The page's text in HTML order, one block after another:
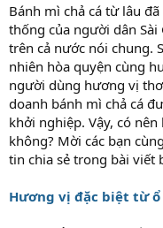
Bánh mì chả cá từ lâu
thống của người dân
trên cả nước nói chung.
nhiên hòa quyện cùng
người dùng hương vị
doanh bánh mì chả cá
khởi nghiệp. Vậy, có
không? Mời các bạn
tin chia sẻ trong bài viết
Hương vị đặc biệt từ ổ